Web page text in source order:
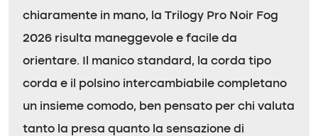
chiaramente in mano, la Trilogy Pro Noir Fog
2026 risulta maneggevole e facile da
orientare. Il manico standard, la corda tipo
corda e il polsino intercambiabile completano
un insieme comodo, ben pensato per chi valuta
tanto la presa quanto la sensazione di